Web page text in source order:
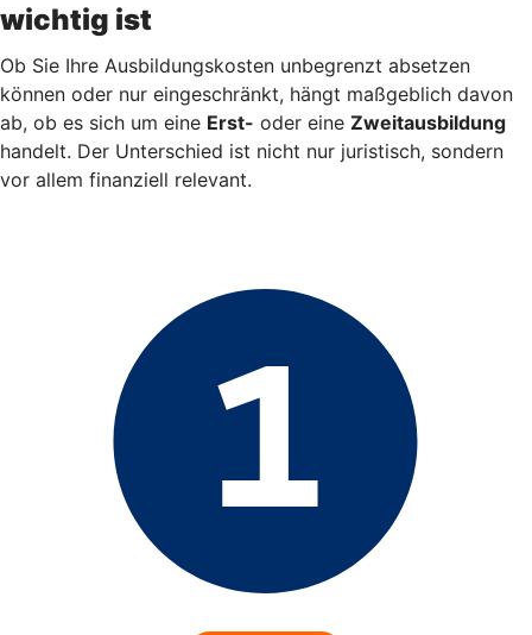
wichtig ist
Ob Sie Ihre Ausbildungskosten unbegrenzt absetzen
können oder nur eingeschränkt, hängt maßgeblich davon
ab, ob es sich um eine Erst- oder eine Zweitausbildung
handelt. Der Unterschied ist nicht nur juristisch, sondern
vor allem finanziell relevant.